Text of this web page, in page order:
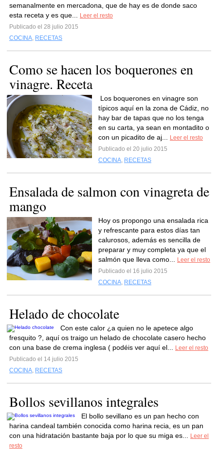
semanalmente en mercadona, que de hay es de donde saco
esta receta y es que...
Leer el resto
Publicado el 28 julio 2015
COCINA, RECETAS
Como se hacen los boquerones en
vinagre. Receta
Los boquerones en vinagre son
típicos aquí en la zona de Cádiz, no
hay bar de tapas que no los tenga
en su carta, ya sean en montadito o
con un picadito de aj...
Leer el resto
Publicado el 20 julio 2015
COCINA, RECETAS
Ensalada de salmon con vinagreta de
mango
Hoy os propongo una ensalada rica
y refrescante para estos días tan
calurosos, además es sencilla de
preparar y muy completa ya que el
salmón que lleva como...
Leer el resto
Publicado el 16 julio 2015
COCINA, RECETAS
Helado de chocolate
Con este calor ¿a quien no le apetece algo
fresquito ?, aquí os traigo un helado de chocolate casero hecho
con una base de crema inglesa ( podéis ver aquí el...
Leer el resto
Publicado el 14 julio 2015
COCINA, RECETAS
Bollos sevillanos integrales
El bollo sevillano es un pan hecho con
harina candeal también conocida como harina recia, es un pan
con una hidratación bastante baja por lo que su miga es...
Leer el
resto